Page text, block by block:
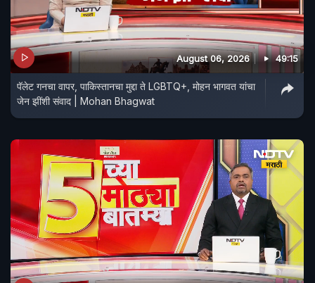
August 06, 2026 49:15
पॅलेट गनचा वापर, पाकिस्तानचा मुद्दा ते LGBTQ+, मोहन भागवत यांचा
जेन झींशी संवाद | Mohan Bhagwat